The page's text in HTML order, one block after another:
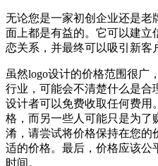
无论您是一家初创企业还是老
面上都是有益的。它可以建立
恋关系，并最终可以吸引新客
虽然logo设计的价格范围很广
行业，可能会不清楚什么是合
设计者可以免费收取任何费用
格，而另一些人可能只是为了
淆，请尝试将价格保持在您的
适的价格。最后，价格应该公
时间。